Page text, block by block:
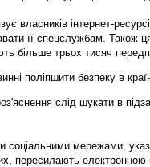
власників інтернет-
її спецслужбам. Також
більше трьох тисяч
поліпшити безпеку в
слід шукати в
соціальними мережами,
пересилають